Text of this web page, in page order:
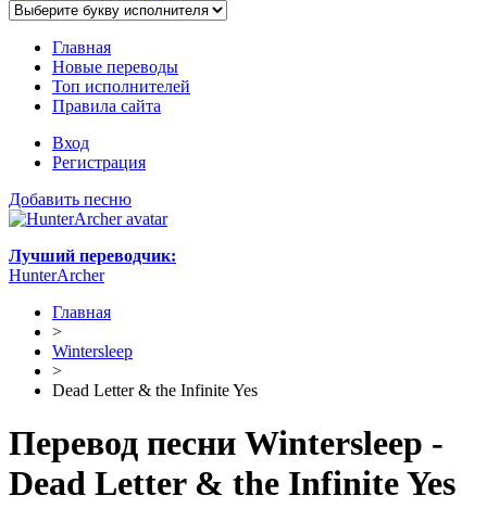
Главная
Новые переводы
Топ исполнителей
Правила сайта
Вход
Регистрация
Добавить песню
Лучший переводчик:
HunterArcher
Главная
>
Wintersleep
>
Dead Letter & the Infinite Yes
Перевод песни Wintersleep -
Dead Letter & the Infinite Yes